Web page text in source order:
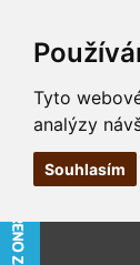
Tyto
analýzy
Souhlasím